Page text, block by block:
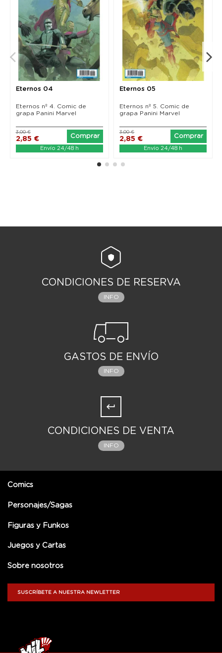
Eternos 04
Eternos nº 4. Comic de
grapa Panini Marvel
2,85 €
3,00 €
Comprar
Envío 24/48 h
Eternos 05
Eternos nº 5. Comic de
grapa Panini Marvel
2,85 €
3,00 €
Comprar
Envío 24/48 h
CONDICIONES DE RESERVA
INFO
GASTOS DE ENVÍO
INFO
CONDICIONES DE VENTA
INFO
Comics
Personajes/Sagas
Figuras y Funkos
Juegos y Cartas
Sobre nosotros
SUSCRÍBETE A NUESTRA NEWLETTER